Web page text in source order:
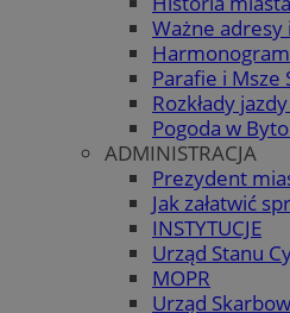
Ważne
Parafie i
Rozkłady
Pogoda w
ADMINISTRACJA
Prezydent
Jak załatwić
INSTYTUCJE
Urząd Stanu
MOPR
Urząd